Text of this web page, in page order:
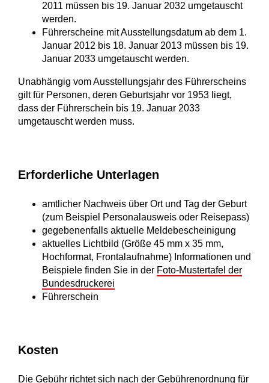
2011 müssen bis 19. Januar 2032 umgetauscht
werden.
Führerscheine mit Ausstellungsdatum ab dem 1.
Januar 2012 bis 18. Januar 2013 müssen bis 19.
Januar 2033 umgetauscht werden.
Unabhängig vom Ausstellungsjahr des Führerscheins
gilt für Personen, deren Geburtsjahr vor 1953 liegt,
dass der Führerschein bis 19. Januar 2033
umgetauscht werden muss.
Erforderliche Unterlagen
amtlicher Nachweis über Ort und Tag der Geburt
(zum Beispiel Personalausweis oder Reisepass)
gegebenenfalls aktuelle Meldebescheinigung
aktuelles Lichtbild (Größe 45 mm x 35 mm,
Hochformat, Frontalaufnahme) Informationen und
Beispiele finden Sie in der Foto-Mustertafel der
Bundesdruckerei
Führerschein
Kosten
Die Gebühr richtet sich nach der Gebührenordnung für